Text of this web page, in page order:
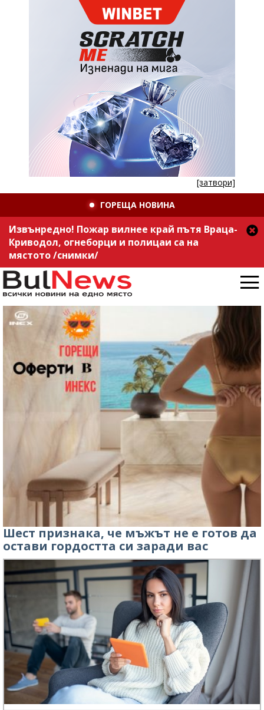
[затвори]
ГОРЕЩА НОВИНА
Извънредно! Пожар вилнее край пътя Враца-
Криводол, огнеборци и полицаи са на
мястото /снимки/
Шест признака, че мъжът не е готов да
остави гордостта си заради вас